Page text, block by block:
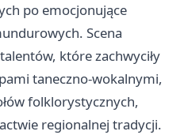
po emocjonujące
Scena
które zachwyciły
taneczno-wokalnymi,
folklorystycznych,
regionalnej tradycji.